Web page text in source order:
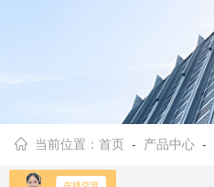
当前位置：首页 - 产品中心 -